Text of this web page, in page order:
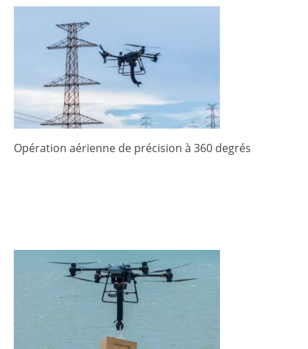
Opération aérienne de précision à 360 degrés